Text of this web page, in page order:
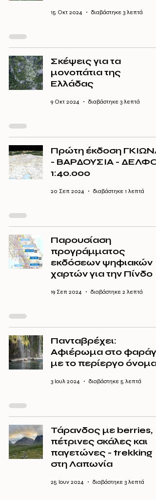
15 Οκτ 2024 διαβάστηκε 3 λεπτά
Σκέψεις για τα
μονοπάτια της
Ελλάδας
9 Οκτ 2024 διαβάστηκε 3 λεπτά
Πρώτη έκδοση ΓΚΙΩΝΑ
- ΒΑΡΔΟΥΣΙΑ - ΔΕΛΦΟΙ
1:40.000
20 Σεπ 2024 διαβάστηκε 1 λεπτά
Παρουσίαση
προγράμματος
εκδόσεων ψηφιακών
χαρτών για την Πίνδο
19 Σεπ 2024 διαβάστηκε 2 λεπτά
Πανταβρέχει:
Αφιέρωμα στο
με το περίεργο όνομα!
3 Ιουλ 2024 διαβάστηκε 5 λεπτά
Τάρανδος με berries,
πέτρινες σκάλες και
παγετώνες - trekking
στη Λαπωνία
25 Ιουν 2024 διαβάστηκε 3 λεπτά